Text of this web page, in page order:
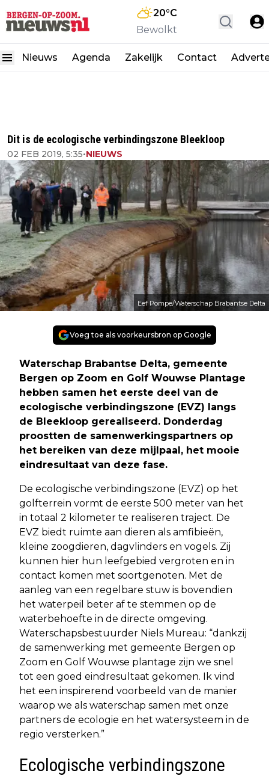
20°C
Bewolkt
Nieuws Agenda Zakelijk Contact
Dit is de ecologische verbindingszone Bleekloop
02 FEB 2019, 5:35•NIEUWS
Eef Pompe/Waterschap Brabantse Delta
Voeg toe als voorkeursbron op Google
Waterschap Brabantse Delta, gemeente
Bergen op Zoom en Golf Wouwse Plantage
hebben samen het eerste deel van de
ecologische verbindingszone (EVZ) langs
de Bleekloop gerealiseerd. Donderdag
proostten de samenwerkingspartners op
het bereiken van deze mijlpaal, het mooie
eindresultaat van deze fase.
De ecologische verbindingszone (EVZ) op het
golfterrein vormt de eerste 500 meter van het
in totaal 2 kilometer te realiseren traject. De
EVZ biedt ruimte aan dieren als amfibieën,
kleine zoogdieren, dagvlinders en vogels. Zij
kunnen hier hun leefgebied vergroten en in
contact komen met soortgenoten. Met de
aanleg van een regelbare stuw is bovendien
het waterpeil beter af te stemmen op de
waterbehoefte in de directe omgeving.
Waterschapsbestuurder Niels Mureau: “dankzij
de samenwerking met gemeente Bergen op
Zoom en Golf Wouwse plantage zijn we snel
tot een goed eindresultaat gekomen. Ik vind
het een inspirerend voorbeeld van de manier
waarop we als waterschap samen met onze
partners de ecologie en het watersysteem in de
regio versterken.”
Ecologische verbindingszone